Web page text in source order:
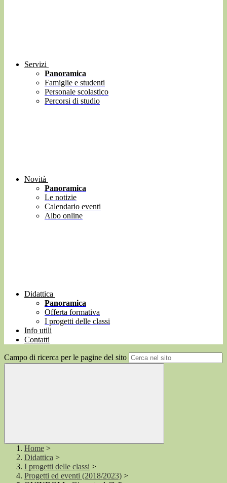
Servizi
Panoramica
Famiglie e studenti
Personale scolastico
Percorsi di studio
Novità
Panoramica
Le notizie
Calendario eventi
Albo online
Didattica
Panoramica
Offerta formativa
I progetti delle classi
Info utili
Contatti
Campo di ricerca per le pagine del sito
Home >
Didattica >
I progetti delle classi >
Progetti ed eventi (2018/2023) >